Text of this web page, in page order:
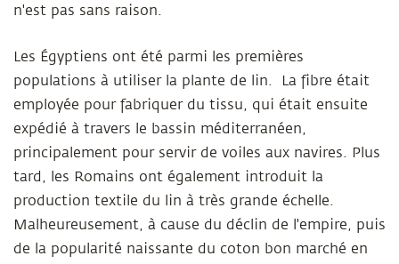
n'est pas sans raison.
Les Égyptiens ont été parmi les premières
populations à utiliser la plante de lin. La fibre était
employée pour fabriquer du tissu, qui était ensuite
expédié à travers le bassin méditerranéen,
principalement pour servir de voiles aux navires. Plus
tard, les Romains ont également introduit la
production textile du lin à très grande échelle.
Malheureusement, à cause du déclin de l'empire, puis
de la popularité naissante du coton bon marché en